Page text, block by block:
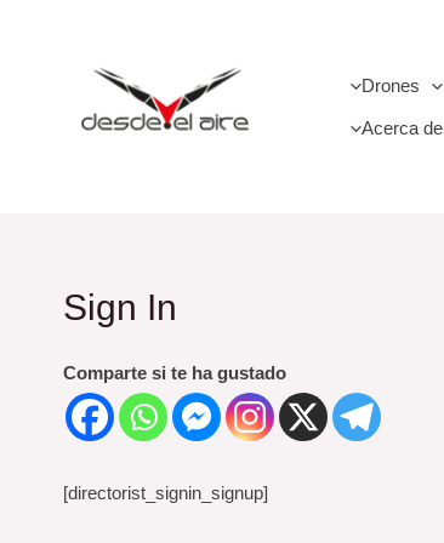
Drones
Acerca de
Sign In
Comparte si te ha gustado
[directorist_signin_signup]